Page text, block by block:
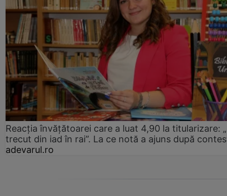
Reacția învățătoarei care a luat 4,90 la titularizare:
trecut din iad în rai”. La ce notă a ajuns după
adevarul.ro